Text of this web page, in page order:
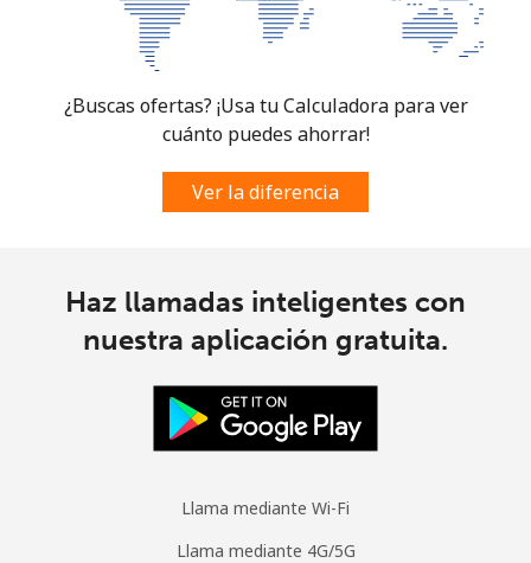
¿Buscas ofertas? ¡Usa tu Calculadora para ver
cuánto puedes ahorrar!
Ver la diferencia
Haz llamadas inteligentes con
nuestra aplicación gratuita.
Llama mediante Wi-Fi
Llama mediante 4G/5G